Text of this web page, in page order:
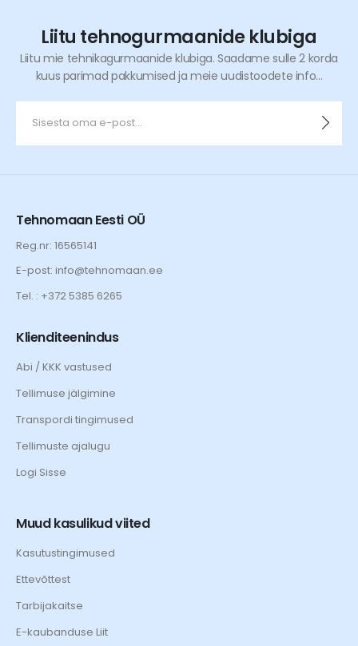
Liitu tehnogurmaanide klubiga
Liitu mie tehnikagurmaanide klubiga. Saadame sulle 2 korda
kuus parimad pakkumised ja meie uudistoodete info...
Tehnomaan Eesti OÜ
Reg.nr: 16565141
E-post: info@tehnomaan.ee
Tel. : +372 5385 6265
Klienditeenindus
Abi / KKK vastused
Tellimuse jälgimine
Transpordi tingimused
Tellimuste ajalugu
Logi Sisse
Muud kasulikud viited
Kasutustingimused
Ettevõttest
Tarbijakaitse
E-kaubanduse Liit